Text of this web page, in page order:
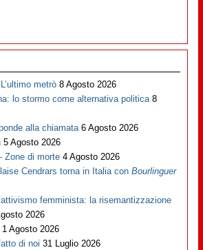
metrò 8 Agosto 2026
lo stormo come alternativa politica 8
alla chiamata 6 Agosto 2026
5 Agosto 2026
Zone di morte 4 Agosto 2026
Cendrars torna in Italia conBourlinguer
femminista: la risemantizzazione
2026
1 Agosto 2026
di noi 31 Luglio 2026